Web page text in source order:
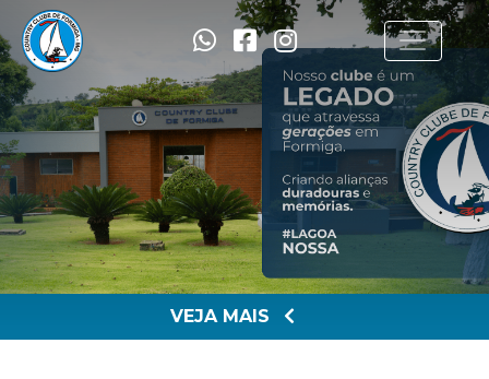
VEJA MAIS